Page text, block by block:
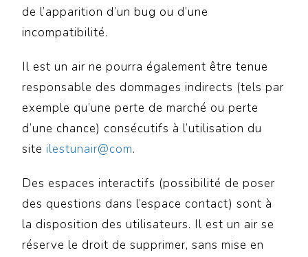
de l’apparition d’un bug ou d’une
incompatibilité.
Il est un air ne pourra également être tenue
responsable des dommages indirects (tels par
exemple qu’une perte de marché ou perte
d’une chance) consécutifs à l’utilisation du
siteilestunair@com.
Des espaces interactifs (possibilité de poser
des questions dans l’espace contact) sont à
la disposition des utilisateurs. Il est un air se
réserve le droit de supprimer, sans mise en